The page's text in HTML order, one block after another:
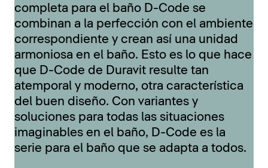
completa para el baño D-Code se
combinan a la perfección con el ambiente
correspondiente y crean así una unidad
armoniosa en el baño. Esto es lo que hace
que D-Code de Duravit resulte tan
atemporal y moderno, otra característica
del buen diseño. Con variantes y
soluciones para todas las situaciones
imaginables en el baño, D-Code es la
serie para el baño que se adapta a todos.